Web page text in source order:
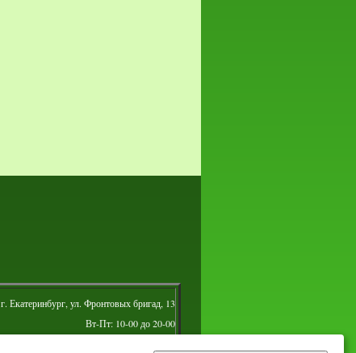
г. Екатеринбург, ул. Фронтовых бригад, 13
Вт-Пт: 10-00 до 20-00